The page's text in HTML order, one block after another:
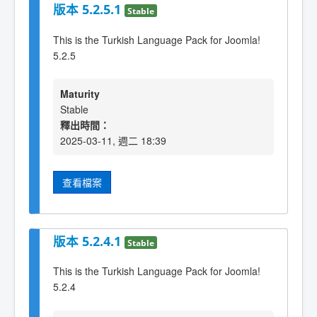
版本 5.2.5.1 Stable
This is the Turkish Language Pack for Joomla!
5.2.5
Maturity
Stable
釋出時間：
2025-03-11, 週二 18:39
查看檔案
版本 5.2.4.1 Stable
This is the Turkish Language Pack for Joomla!
5.2.4